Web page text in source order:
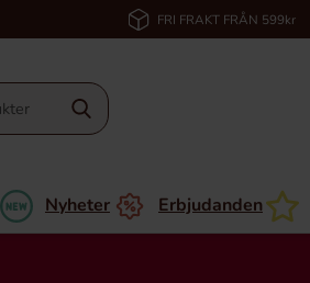
FRI FRAKT FRÅN 599kr
Nyheter Erbjudanden